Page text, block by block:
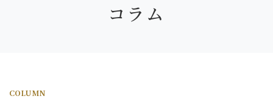
コラム
COLUMN